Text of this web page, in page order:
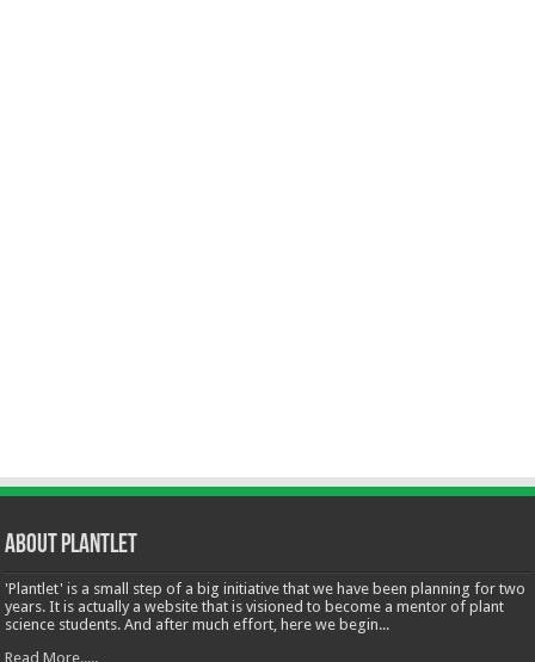
About Plantlet
'Plantlet' is a small step of a big initiative that we have been planning for two
years. It is actually a website that is visioned to become a mentor of plant
science students. And after much effort, here we begin...
Read More.....